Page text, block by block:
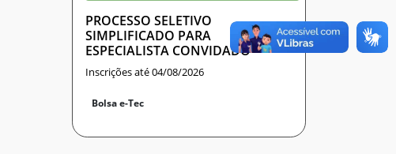
PROCESSO SELETIVO
SIMPLIFICADO PARA
ESPECIALISTA CONVIDADO
Inscrições até 04/08/2026
Bolsa e-Tec